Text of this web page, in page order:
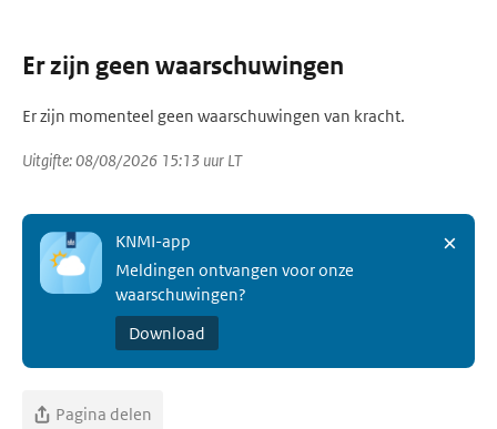
Er zijn geen waarschuwingen
Er zijn momenteel geen waarschuwingen van kracht.
Uitgifte: 08/08/2026 15:13 uur LT
×
KNMI-app
Meldingen ontvangen voor onze
waarschuwingen?
Download
Pagina delen